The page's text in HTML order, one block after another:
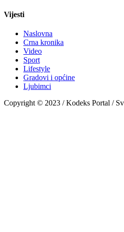
Vijesti
Naslovna
Crna kronika
Video
Sport
Lifestyle
Gradovi i općine
Ljubimci
Copyright © 2023 / Kodeks Portal /